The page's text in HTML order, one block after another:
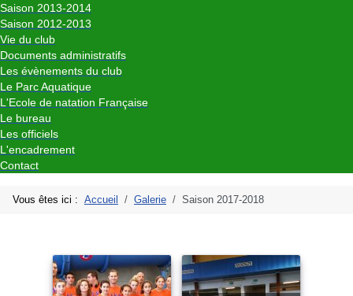
Saison 2013-2014
Saison 2012-2013
Vie du club
Documents administratifs
Les évènements du club
Le Parc Aquatique
L'Ecole de natation Française
Le bureau
Les officiels
L'encadrement
Contact
Vous êtes ici : Accueil Galerie Saison 2017-2018